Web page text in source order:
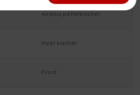
Airplus pelletkachel
Inzet kachel
Front